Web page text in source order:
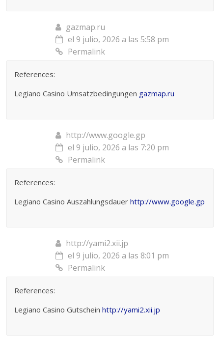
gazmap.ru
el 9 julio, 2026 a las 5:58 pm
Permalink
References:
Legiano Casino Umsatzbedingungen gazmap.ru
http://www.google.gp
el 9 julio, 2026 a las 7:20 pm
Permalink
References:
Legiano Casino Auszahlungsdauerhttp://www.google.gp
http://yami2.xii.jp
el 9 julio, 2026 a las 8:01 pm
Permalink
References:
Legiano Casino Gutscheinhttp://yami2.xii.jp